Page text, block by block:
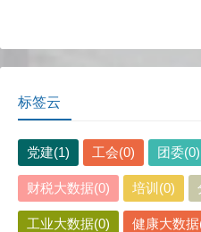
标签云
党建(1) 工会(0) 团委(0)
财税大数据(0) 培训(0)
工业大数据(0) 健康大数据